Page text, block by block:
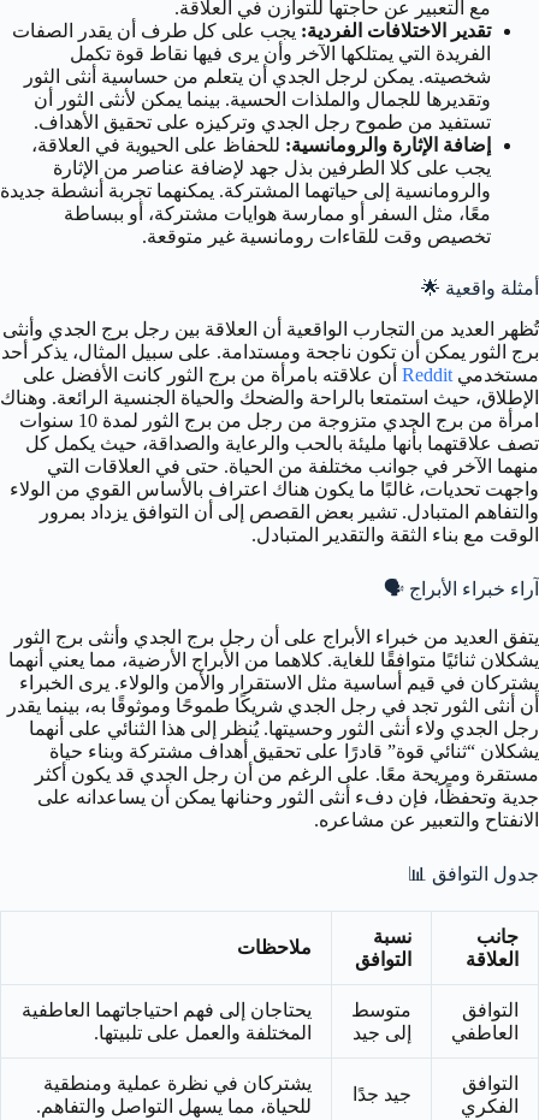
مع التعبير عن حاجتها للتوازن في العلاقة.
تقدير الاختلافات الفردية: يجب على كل طرف أن يقدر الصفات
الفريدة التي يمتلكها الآخر وأن يرى فيها نقاط قوة تكمل
شخصيته. يمكن لرجل الجدي أن يتعلم من حساسية أنثى الثور
وتقديرها للجمال والملذات الحسية. بينما يمكن لأنثى الثور أن
تستفيد من طموح رجل الجدي وتركيزه على تحقيق الأهداف.
إضافة الإثارة والرومانسية: للحفاظ على الحيوية في العلاقة،
يجب على كلا الطرفين بذل جهد لإضافة عناصر من الإثارة
والرومانسية إلى حياتهما المشتركة. يمكنهما تجربة أنشطة جديدة
معًا، مثل السفر أو ممارسة هوايات مشتركة، أو ببساطة
تخصيص وقت للقاءات رومانسية غير متوقعة.
أمثلة واقعية 🌟
تُظهر العديد من التجارب الواقعية أن العلاقة بين رجل برج الجدي وأنثى
برج الثور يمكن أن تكون ناجحة ومستدامة. على سبيل المثال، يذكر أحد
مستخدمي Reddit أن علاقته بامرأة من برج الثور كانت الأفضل على
الإطلاق، حيث استمتعا بالراحة والضحك والحياة الجنسية الرائعة. وهناك
امرأة من برج الجدي متزوجة من رجل من برج الثور لمدة 10 سنوات
تصف علاقتهما بأنها مليئة بالحب والرعاية والصداقة، حيث يكمل كل
منهما الآخر في جوانب مختلفة من الحياة. حتى في العلاقات التي
واجهت تحديات، غالبًا ما يكون هناك اعتراف بالأساس القوي من الولاء
والتفاهم المتبادل. تشير بعض القصص إلى أن التوافق يزداد بمرور
الوقت مع بناء الثقة والتقدير المتبادل.
آراء خبراء الأبراج 🗣️
يتفق العديد من خبراء الأبراج على أن رجل برج الجدي وأنثى برج الثور
يشكلان ثنائيًا متوافقًا للغاية. كلاهما من الأبراج الأرضية، مما يعني أنهما
يشتركان في قيم أساسية مثل الاستقرار والأمن والولاء. يرى الخبراء
أن أنثى الثور تجد في رجل الجدي شريكًا طموحًا وموثوقًا به، بينما يقدر
رجل الجدي ولاء أنثى الثور وحسيتها. يُنظر إلى هذا الثنائي على أنهما
يشكلان “ثنائي قوة” قادرًا على تحقيق أهداف مشتركة وبناء حياة
مستقرة ومريحة معًا. على الرغم من أن رجل الجدي قد يكون أكثر
جدية وتحفظًا، فإن دفء أنثى الثور وحنانها يمكن أن يساعدانه على
الانفتاح والتعبير عن مشاعره.
جدول التوافق 📊
جانب
العلاقة
نسبة
التوافق
ملاحظات
التوافق
العاطفي
متوسط
إلى جيد
يحتاجان إلى فهم احتياجاتهما العاطفية
المختلفة والعمل على تلبيتها.
التوافق
الفكري
جيد جدًا
يشتركان في نظرة عملية ومنطقية
للحياة، مما يسهل التواصل والتفاهم.